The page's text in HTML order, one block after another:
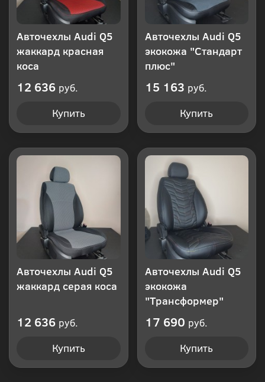
Авточехлы Audi Q5
жаккард красная
коса
12 636 руб.
Купить
Авточехлы Audi Q5
экокожа "Стандарт
плюс"
15 163 руб.
Купить
Авточехлы Audi Q5
жаккард серая коса
12 636 руб.
Купить
Авточехлы Audi Q5
экокожа
"Трансформер"
17 690 руб.
Купить